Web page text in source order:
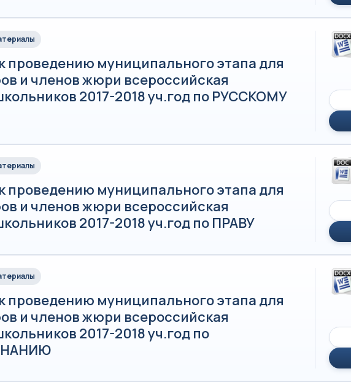
проведению муниципального этапа для
и членов жюри всероссийская
2017-2018 уч.год по РУССКОМУ
проведению муниципального этапа для
и членов жюри всероссийская
2017-2018 уч.год по ПРАВУ
проведению муниципального этапа для
и членов жюри всероссийская
2017-2018 уч.год по